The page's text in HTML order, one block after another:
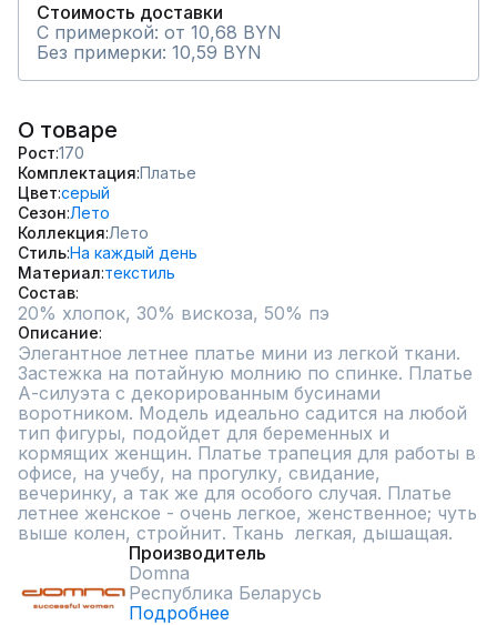
Стоимость доставки
С примеркой: от 10,68 BYN
Без примерки: 10,59 BYN
О товаре
Рост 170
Комплектация Платье
Цвет серый
Сезон Лето
Коллекция Лето
СтильНа каждый день
Материал текстиль
Состав
20% хлопок, 30% вискоза, 50% пэ
Описание
Элегантное летнее платье мини из легкой ткани.
Застежка на потайную молнию по спинке. Платье
А-силуэта с декорированным бусинами
воротником. Модель идеально садится на любой
тип фигуры, подойдет для беременных и
кормящих женщин. Платье трапеция для работы в
офисе, на учебу, на прогулку, свидание,
вечеринку, а так же для особого случая. Платье
летнее женское - очень легкое, женственное; чуть
выше колен, стройнит. Ткань  легкая, дышащая.
Производитель
Domna
Республика Беларусь
Подробнее